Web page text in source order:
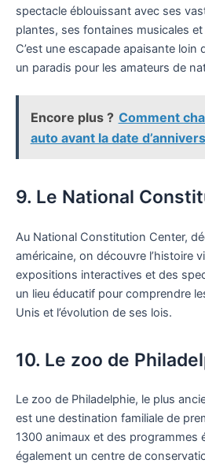
spectacle éblouissant avec ses
plantes, ses fontaines musicales
C’est une escapade apaisante loin
un paradis pour les amateurs de
Encore plus ? Comment
auto avant la date
9. Le National
Au National Constitution Center,
américaine, on découvre l’histoire
expositions interactives et des
un lieu éducatif pour comprendre
Unis et l’évolution de ses lois.
10. Le zoo de
Le zoo de Philadelphie, le plus
est une destination familiale de
1300 animaux et des programmes
également un centre de